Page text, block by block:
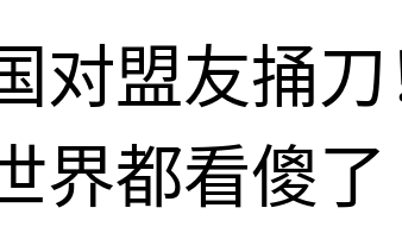
对盟友捅刀
界都看傻了